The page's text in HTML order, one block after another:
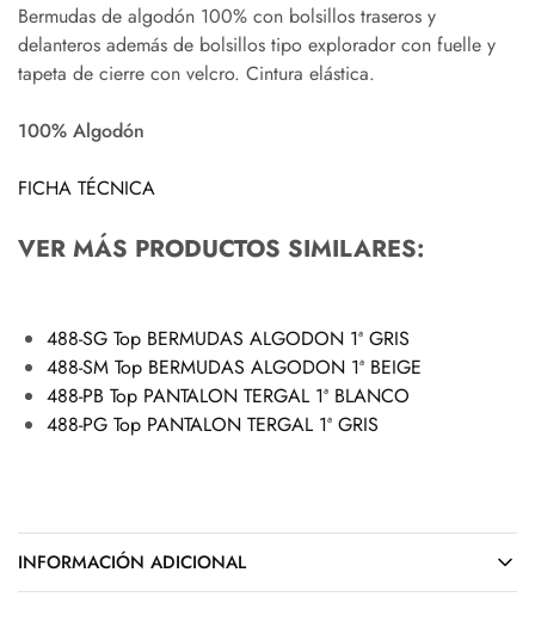
Bermudas de algodón 100% con bolsillos traseros y
delanteros además de bolsillos tipo explorador con fuelle y
tapeta de cierre con velcro. Cintura elástica.
100% Algodón
FICHA TÉCNICA
VER MÁS PRODUCTOS SIMILARES:
488-SG Top BERMUDAS ALGODON 1ª GRIS
488-SM Top BERMUDAS ALGODON 1ª BEIGE
488-PB Top PANTALON TERGAL 1ª BLANCO
488-PG Top PANTALON TERGAL 1ª GRIS
INFORMACIÓN ADICIONAL